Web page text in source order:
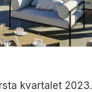
kvartalet 2023.